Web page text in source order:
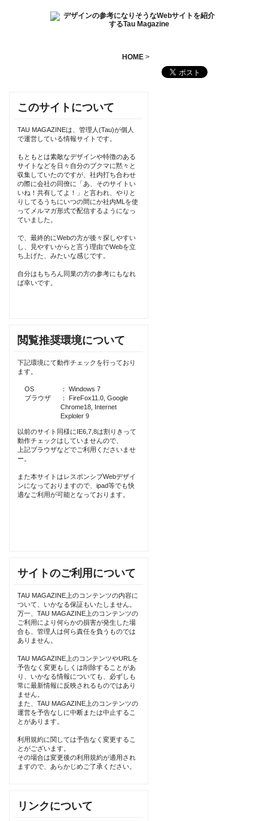
HOME>
このサイトについて
TAU MAGAZINEは、管理人(Tau)が個人
で運営している情報サイトです。
もともとは素敵なデザインや特徴のある
サイトなどを日々自分のブクマに黙々と
収集していたのですが、社内打ち合わせ
の際に会社の同僚に「あ、そのサイトい
いね！共有してよ！」と言われ、やりと
りしてるうちにいつの間にか社内MLを使
ってメルマガ形式で配信するようになっ
ていました。
で、最終的にWebの方が後々探しやすい
し、見やすいからと言う理由でWebを立
ち上げた、みたいな感じです。
自分はもちろん同業の方の参考にもなれ
ば幸いです。
閲覧推奨環境について
下記環境にて動作チェックを行っており
ます。
OS
： Windows 7
ブラウザ
： FireFox11.0, Google
Chrome18, Internet
Exploler 9
以前のサイト同様にIE6,7,8は割りきって
動作チェックはしていませんので、
上記ブラウザなどでご利用くださいませ
ー。
また本サイトはレスポンシブWebデザイ
ンになっておりますので、ipad等でも快
適なご利用が可能となっております。
サイトのご利用について
TAU MAGAZINE上のコンテンツの内容に
ついて、いかなる保証もいたしません。
万一、TAU MAGAZINE上のコンテンツの
ご利用により何らかの損害が発生した場
合も、管理人は何ら責任を負うものでは
ありません。
TAU MAGAZINE上のコンテンツやURLを
予告なく変更もしくは削除することがあ
り、いかなる情報についても、必ずしも
常に最新情報に反映されるものではあり
ません。
また、TAU MAGAZINE上のコンテンツの
運営を予告なしに中断または中止するこ
とがあります。
利用規約に関しては予告なく変更するこ
とがございます。
その場合は変更後の利用規約が適用され
ますので、あらかじめご了承ください。
リンクについて